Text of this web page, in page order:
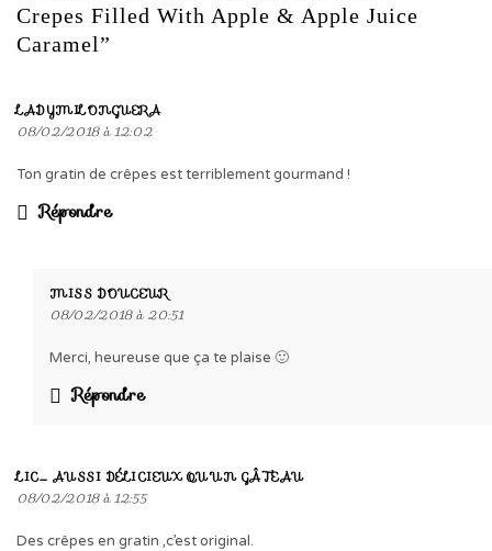
Crepes Filled With Apple & Apple Juice
Caramel”
LADYMILONGUERA
08/02/2018 à 12:02
Ton gratin de crêpes est terriblement gourmand !
Répondre
MISS DOUCEUR
08/02/2018 à 20:51
Merci, heureuse que ça te plaise 🙂
Répondre
LIC_ AUSSI DÉLICIEUX QU'UN GÂTEAU
08/02/2018 à 12:55
Des crêpes en gratin ,c’est original.